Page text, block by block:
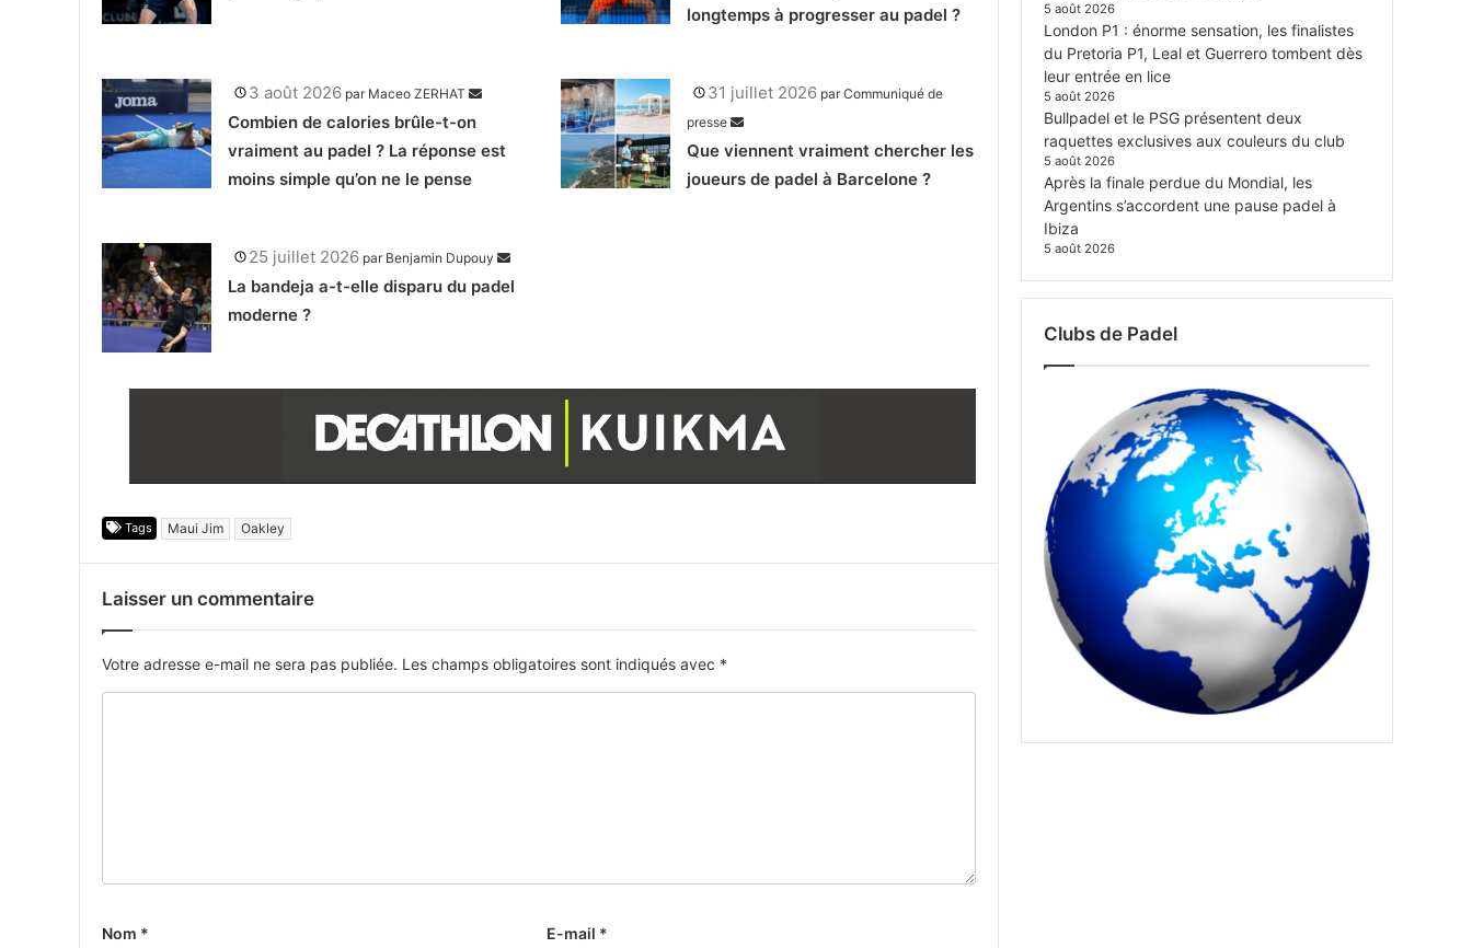
longtemps à progresser au padel ?
3 août 2026 par Maceo ZERHAT
Combien de calories brûle-t-on
vraiment au padel ? La réponse est
moins simple qu’on ne le pense
31 juillet 2026 parCommuniqué de
presse
Que viennent vraiment chercher les
joueurs de padel à Barcelone ?
25 juillet 2026 par Benjamin Dupouy
La bandeja a-t-elle disparu du padel
moderne ?
Tags Maui Jim Oakley
Laisser un commentaire
Votre adresse e-mail ne sera pas publiée. Les champs obligatoires sont indiqués avec *
Nom * E-mail *
5 août 2026
London P1 : énorme sensation, les finalistes
du Pretoria P1, Leal et Guerrero tombent dès
leur entrée en lice
5 août 2026
Bullpadel et le PSG présentent deux
raquettes exclusives aux couleurs du club
5 août 2026
Après la finale perdue du Mondial, les
Argentins s’accordent une pause padel à
Ibiza
5 août 2026
Clubs de Padel